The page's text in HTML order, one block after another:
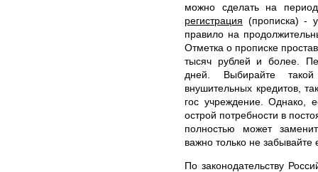
можно сделать на
регистрация (прописка) -
правило на
Отметка о прописке
тысяч рублей и более.
дней. Выбирайте
внушительных кредитов,
гос учреждение. Однако,
острой потребности в
полностью может
важно только не забывайте
По законодательству